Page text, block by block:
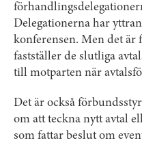
Delegationerna har
konferensen. Men det är
fastställer de slutliga
till motparten när
Det är också
om att teckna nytt avtal
som fattar beslut om